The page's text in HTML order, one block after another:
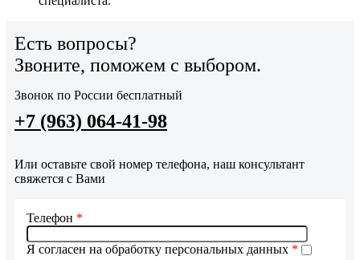
Есть вопросы?
Звоните, поможем с выбором.
Звонок по России бесплатный
+7 (963) 064-41-98
Или оставьте свой номер телефона, наш консультант
свяжется с Вами
Я согласен на обработку персональных данных *
Телефон *